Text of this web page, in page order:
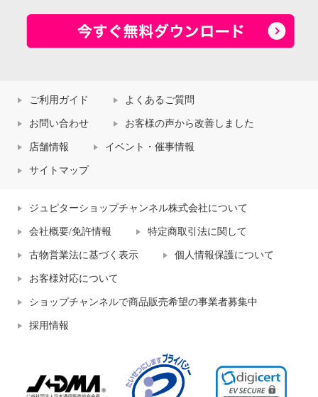
ご利用ガイド よくあるご質問
お問い合わせ お客様の声から改善しました
店舗情報 イベント・催事情報
サイトマップ
ジュピターショップチャンネル株式会社について
会社概要/免許情報 特定商取引法に関して
古物営業法に基づく表示 個人情報保護について
お客様対応について
ショップチャンネルで商品販売希望の事業者募集中
採用情報